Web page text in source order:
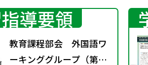
導要領
教育課程部会 外国語ワ
ーキンググループ（第12